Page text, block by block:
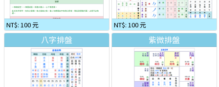
NT$: 100 元 NT$: 100 元
八字排盤 紫微排盤